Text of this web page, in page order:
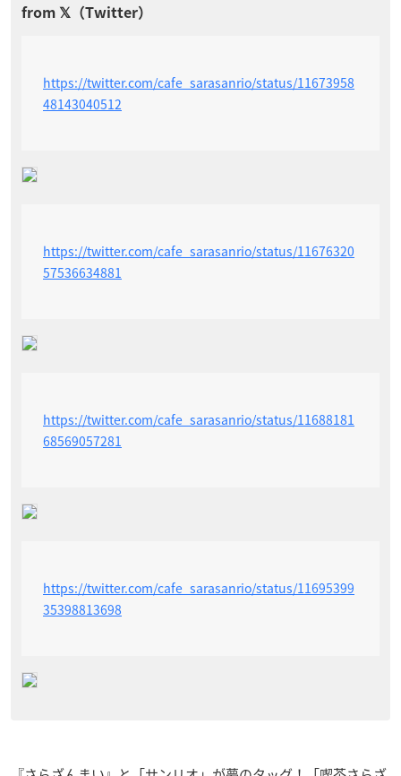
https://twitter.com/cafe_sarasanrio/status/11673958
48143040512
https://twitter.com/cafe_sarasanrio/status/11676320
57536634881
https://twitter.com/cafe_sarasanrio/status/11688181
68569057281
https://twitter.com/cafe_sarasanrio/status/11695399
35398813698